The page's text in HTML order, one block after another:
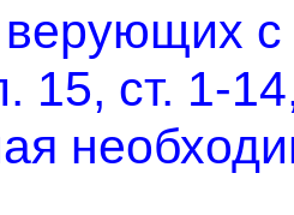
15, ст. 1-